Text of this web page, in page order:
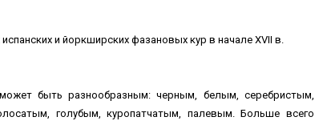
и йоркширских фазановых кур в начале XVII в.
быть разнообразным: черным, белым, серебристым,
голубым, куропатчатым, палевым. Больше всего